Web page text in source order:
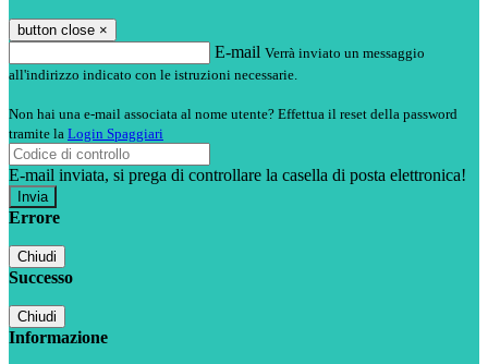
button close ×
E-mail Verrà inviato un messaggio
all'indirizzo indicato con le istruzioni necessarie.
Non hai una e-mail associata al nome utente? Effettua il reset della password
tramite la Login Spaggiari
E-mail inviata, si prega di controllare la casella di posta elettronica!
Errore
Chiudi
Successo
Chiudi
Informazione